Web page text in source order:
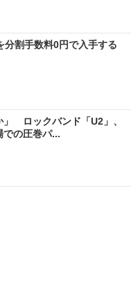
割手数料0円で入手する
」 ロックバンド「U2」、
での圧巻パ...